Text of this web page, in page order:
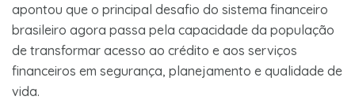
apontou que o principal desafio do sistema financeiro
brasileiro agora passa pela capacidade da população
de transformar acesso ao crédito e aos serviços
financeiros em segurança, planejamento e qualidade de
vida.